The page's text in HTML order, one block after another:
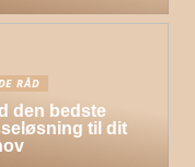
RÅD
den bedste
til dit